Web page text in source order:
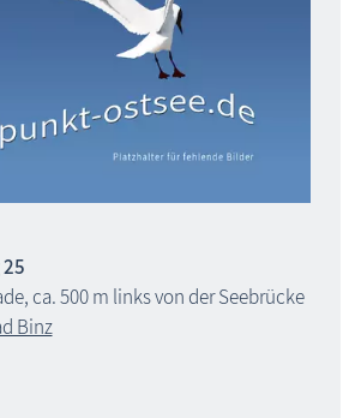
ca. 500 m links von der Seebrücke
Binz